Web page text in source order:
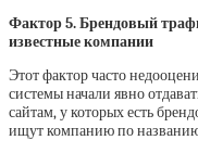
Фактор 5. Брендовый
известные компании
Этот фактор часто
системы начали явно
сайтам, у которых есть
ищут компанию по